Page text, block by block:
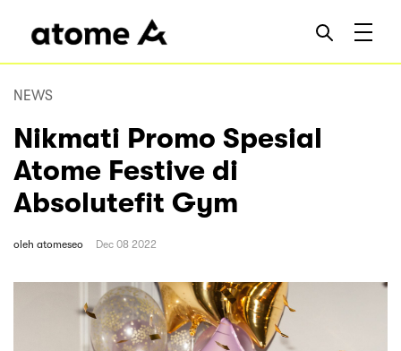
NEWS
Nikmati Promo Spesial
Atome Festive di
Absolutefit Gym
oleh atomeseo Dec 08 2022